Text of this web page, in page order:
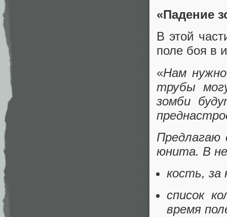
«Падение
В этой
поле боя в
«Нам
трубы
зомби
Предлагаю
юнита. В
кость, за
список
время